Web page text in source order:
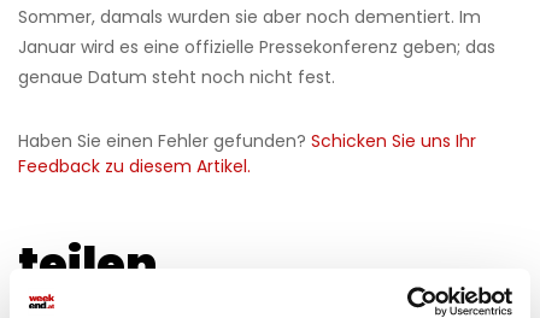
Sommer, damals wurden sie aber noch dementiert. Im
Januar wird es eine offizielle Pressekonferenz geben; das
genaue Datum steht noch nicht fest.
Haben Sie einen Fehler gefunden? Schicken Sie uns Ihr
Feedback zu diesem Artikel.
teilen